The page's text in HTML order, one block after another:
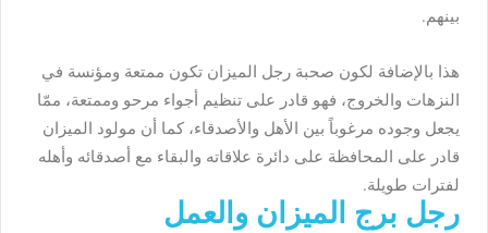
بينهم.
هذا بالإضافة لكون صحبة رجل الميزان تكون ممتعة ومؤنسة في
النزهات والخروج، فهو قادر على تنظيم أجواء مرحو وممتعة، ممّا
يجعل وجوده مرغوباً بين الأهل والأصدقاء، كما أن مولود الميزان
قادر على المحافظة على دائرة علاقاته والبقاء مع أصدقائه وأهله
لفترات طويلة.
رجل برج الميزان والعمل